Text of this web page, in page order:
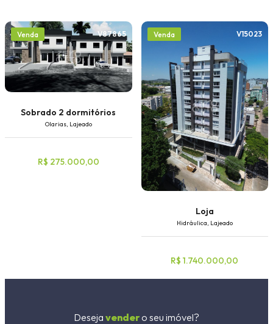
Venda V87865
Sobrado 2 dormitórios
Olarias, Lajeado
R$ 275.000,00
Venda V15023
Loja
Hidráulica, Lajeado
R$ 1.740.000,00
Deseja vendero seu imóvel?